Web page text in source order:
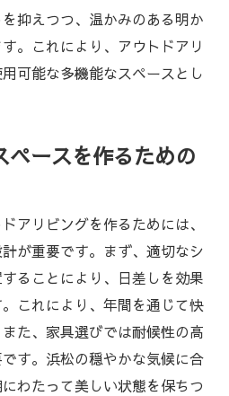
抑えつつ、温かみのある明か
。これにより、アウトドアリ
可能な多機能なスペースとし
ペースを作るための
アリビングを作るためには、
が重要です。まず、適切なシ
ることにより、日差しを効果
これにより、年間を通じて快
た、家具選びでは耐候性の高
す。浜松の穏やかな気候に合
わたって美しい状態を保ちつ